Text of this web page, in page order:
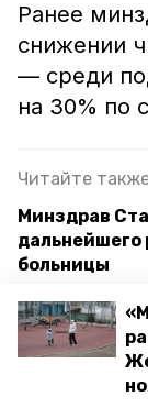
Ранее
снижении
— среди
на 30% по
Читайте
Минздрав
дальнейшего
больницы
Губернатор
Ставрополя
Бригада